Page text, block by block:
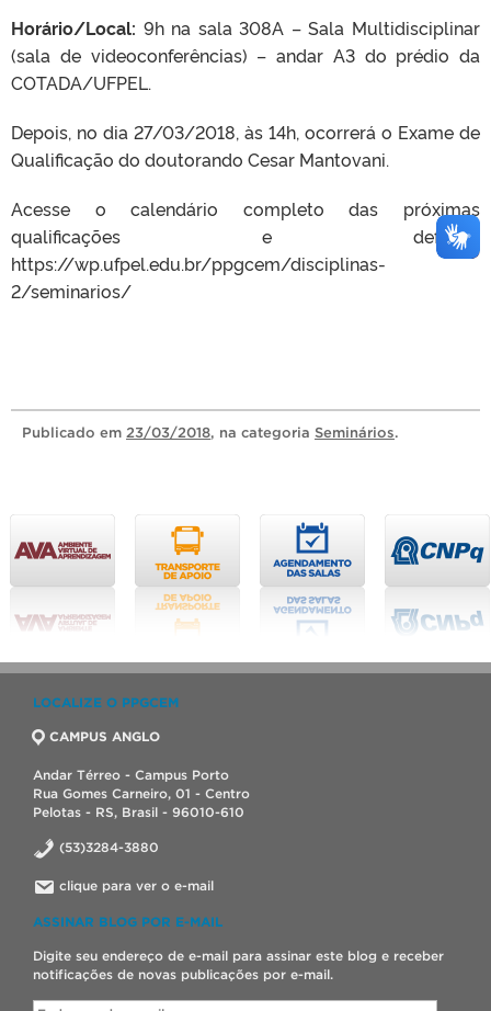
Horário/Local: 9h na sala 308A – Sala Multidisciplinar
(sala de videoconferências) – andar A3 do prédio da
COTADA/UFPEL.
Depois, no dia 27/03/2018, às 14h, ocorrerá o Exame de
Qualificação do doutorando Cesar Mantovani.
Acesse o calendário completo das próximas
qualificações e defesas:
https://wp.ufpel.edu.br/ppgcem/disciplinas-
2/seminarios/
Publicado em 23/03/2018, na categoria Seminários.
LOCALIZE O PPGCEM
CAMPUS ANGLO
Andar Térreo - Campus Porto
Rua Gomes Carneiro, 01 - Centro
Pelotas - RS, Brasil - 96010-610
(53)3284-3880
clique para ver o e-mail
ASSINAR BLOG POR E-MAIL
Digite seu endereço de e-mail para assinar este blog e receber
notificações de novas publicações por e-mail.